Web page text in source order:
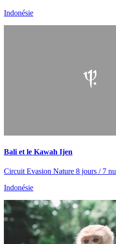
Indonésie
Bali et le Kawah Ijen
Circuit Evasion Nature 8 jours / 7
Indonésie